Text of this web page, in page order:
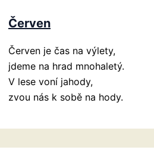
Červen
Červen je čas na výlety,
jdeme na hrad mnohaletý.
V lese voní jahody,
zvou nás k sobě na hody.